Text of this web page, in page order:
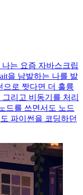
는 요즘 자바스크립
을 남발하는 나를 발
으로 짯다면 더 훌륭
리고 비동기를 처리
드를 쓰면서도 노드
파이썬을 코딩하던